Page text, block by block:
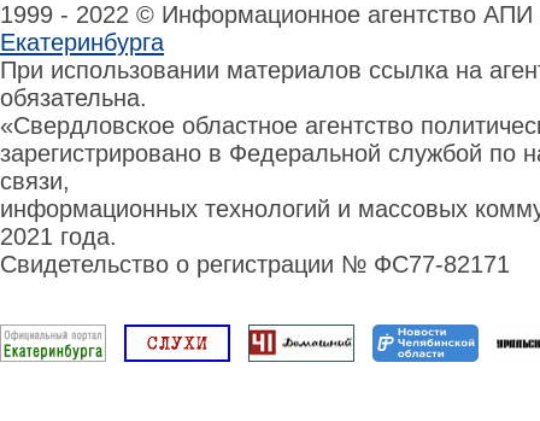
1999 - 2022 © Информационное агентство
Екатеринбурга
При использовании материалов ссылка на
обязательна.
«Свердловское областное агентство
зарегистрировано в Федеральной службой по
связи,
информационных технологий и массовых
2021 года.
Свидетельство о регистрации № ФС77-82171